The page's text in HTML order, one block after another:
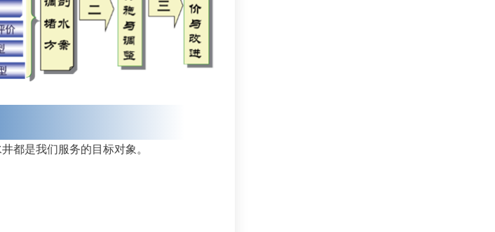
都是我们服务的目标对象。